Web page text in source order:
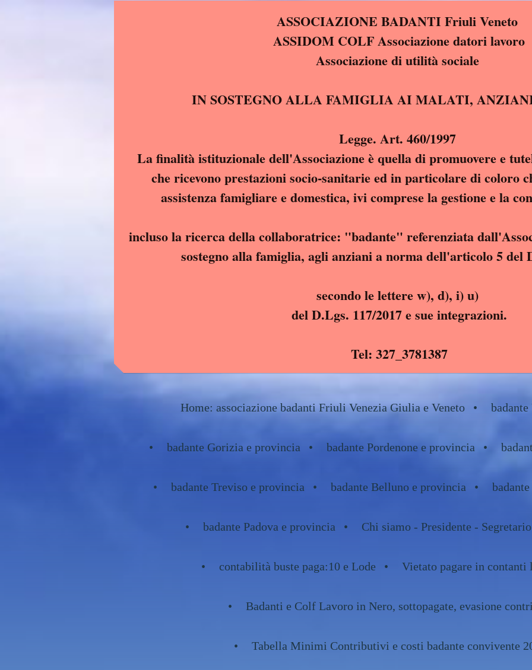
ASSOCIAZIONE BADANTI Friuli Veneto
ASSIDOM COLF Associazione datori lavoro
Associazione di utilità sociale
IN SOSTEGNO ALLA FAMIGLIA AI
Legge. Art. 460/1997
La finalità istituzionale dell'Associazione è quella di promuovere e
che ricevono prestazioni socio-sanitarie ed in particolare di coloro
assistenza famigliare e domestica, ivi comprese la gestione e la
incluso la ricerca della collaboratrice: "badante" referenziata
sostegno alla famiglia, agli anziani a norma
secondo le lettere w), d), i) u)
del D.Lgs. 117/2017 e sue integrazioni.
Tel: 327_3781387
Home: associazione badanti Friuli Venezia Giulia e Veneto
badante Gorizia e provincia badante Pordenone e provincia
badante Treviso e provincia badante Belluno e provincia
badante Padova e provincia Chi siamo - Presidente -
contabilità buste paga:10 e Lode Vietato pagare in contanti
Badanti e Colf Lavoro in Nero, sottopagate, evasione
Tabella Minimi Contributivi e costi badante convivente